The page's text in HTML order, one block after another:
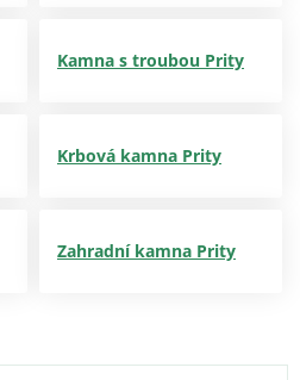
Kamna s troubou Prity
Krbová kamna Prity
Zahradní kamna Prity